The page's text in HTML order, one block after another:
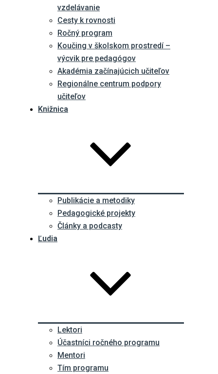
vzdelávanie
Cesty k rovnosti
Ročný program
Koučing v školskom prostredí –
výcvik pre pedagógov
Akadémia začínajúcich učiteľov
Regionálne centrum podpory
učiteľov
Knižnica
Publikácie a metodiky
Pedagogické projekty
Články a podcasty
Ľudia
Lektori
Účastníci ročného programu
Mentori
Tím programu